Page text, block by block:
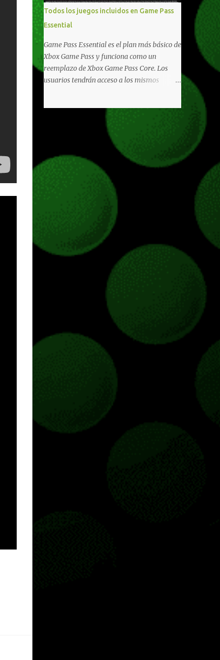
libertad de juego. Uno de los aspectos más
importantes de Last Rites es la gran
cantidad de opciones de personalización
incorporadas. Ahora es posible ocultar más
elementos de la interfaz, incluyendo las
trayectorias de lanzamiento de granadas y
el resaltado de objetos interactivos, además
la recarga táctica, limitar el número de
Todos los juegos incluidos en Game Pass
Essential
Game Pass Essential es el plan más básico de
Xbox Game Pass y funciona como un
reemplazo de Xbox Game Pass Core. Los
usuarios tendrán acceso a los mismos
recientemente. Essential incluirá como
novedades una serie de ventajas para
diferentes juegos free to play que están en
Xbox y PC, que van desde skins, desbloqueo
de personajes, paquetes de armas hasta
emotes, monedas virtuales y más para
diferentes títulos. Todas estas ventajas se
Pass o en tu aplicación de Xbox yendo
directamente a la pestaña de Game Pass.
Essential también ahora sumará el acceso a
la Nube de Xbox, el cual nos permitite jugar
una pequeña porción de los juegos de la
suscripción mediante xCloud y más de 600
juegos compatibles si es que los compramos
ser compatibles con la función Transmite tu
Propios Juegos). Pueden leer más...